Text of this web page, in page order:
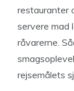
restauranter
servere mad
råvarerne.
rejsemålets